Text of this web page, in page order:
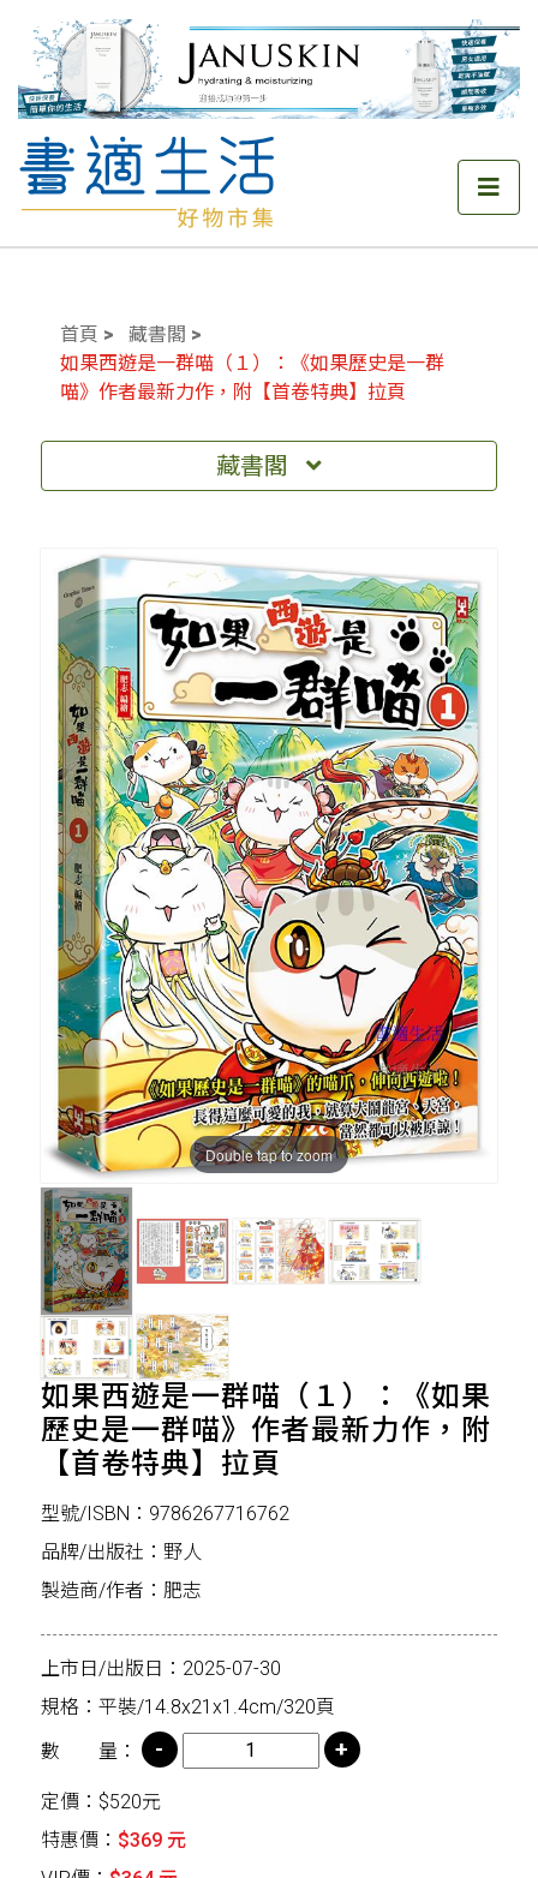
首頁
藏書閣
如果西遊是一群喵（１）：《如果歷史是一群
喵》作者最新力作，附【首卷特典】拉頁
藏書閣
Double tap to zoom
如果西遊是一群喵（１）：《如果
歷史是一群喵》作者最新力作，附
【首卷特典】拉頁
型號/ISBN：9786267716762
品牌/出版社：野人
製造商/作者：肥志
上市日/出版日：2025-07-30
規格：平裝/14.8x21x1.4cm/320頁
數 量：
定價：$520元
特惠價： $369 元